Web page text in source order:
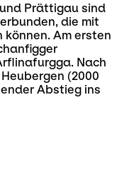
Prättigau sind
die mit
Am ersten
Nach
(2000
Abstieg ins